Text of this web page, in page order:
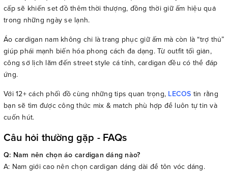
cấp sẽ khiến set đồ thêm thời thượng, đồng thời giữ ấm hiệu quả
trong những ngày se lạnh.
Áo cardigan nam không chỉ là trang phục giữ ấm mà còn là “trợ thủ”
giúp phái mạnh biến hóa phong cách đa dạng. Từ outfit tối giản,
công sở lịch lãm đến street style cá tính, cardigan đều có thể đáp
ứng.
Với 12+ cách phối đồ cùng những tips quan trọng, LECOS tin rằng
bạn sẽ tìm được công thức mix & match phù hợp để luôn tự tin và
cuốn hút.
Câu hỏi thường gặp - FAQs
Q: Nam nên chọn áo cardigan dáng nào?
A: Nam giới cao nên chọn cardigan dáng dài để tôn vóc dáng.